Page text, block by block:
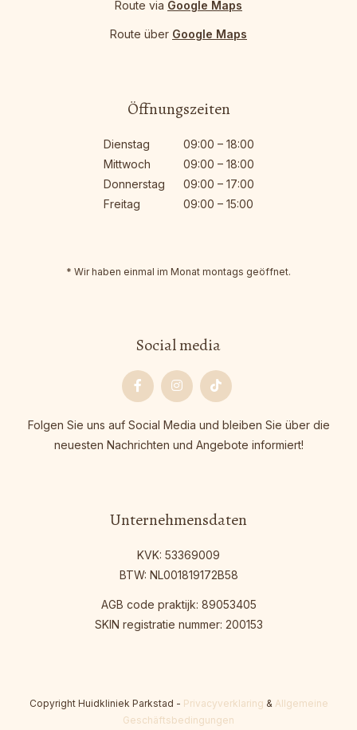
Route via Google Maps
Route über Google Maps
Öffnungszeiten
Dienstag
09:00 – 18:00
Mittwoch
09:00 – 18:00
Donnerstag
09:00 – 17:00
Freitag
09:00 – 15:00
* Wir haben einmal im Monat montags geöffnet.
Social media
FacebookInstagramTiktok
Folgen Sie uns auf Social Media und bleiben Sie über die
neuesten Nachrichten und Angebote informiert!
Unternehmensdaten
KVK: 53369009
BTW: NL001819172B58
AGB code praktijk: 89053405
SKIN registratie nummer: 200153
Copyright Huidkliniek Parkstad - Privacyverklaring & Allgemeine
Geschäftsbedingungen